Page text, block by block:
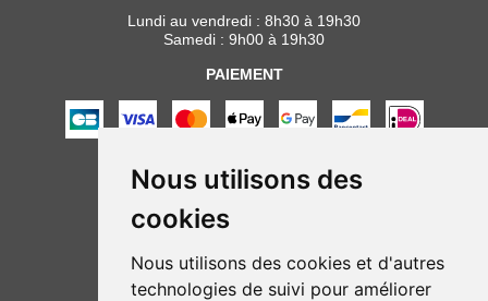
Nous utilisons des
cookies
Nous utilisons des cookies et d'autres
technologies de suivi pour améliorer
Lundi au vendredi : 8h30 à 19h30
Samedi : 9h00 à 19h30
PAIEMENT
NOUS SUIVRE